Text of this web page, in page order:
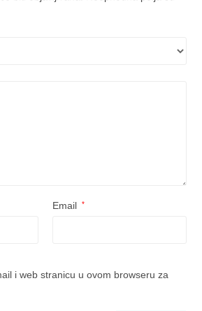
Email *
i web stranicu u ovom browseru za